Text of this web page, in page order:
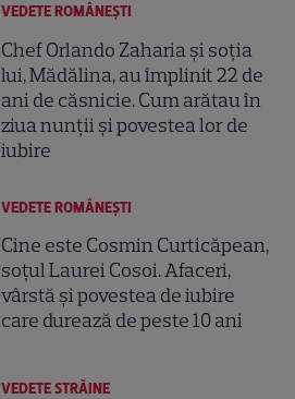
VEDETE ROMÂNEŞTI
Chef Orlando Zaharia și soția
lui, Mădălina, au împlinit 22 de
ani de căsnicie. Cum arătau în
ziua nunții și povestea lor de
iubire
VEDETE ROMÂNEŞTI
Cine este Cosmin Curticăpean,
soțul Laurei Cosoi. Afaceri,
vârstă și povestea de iubire
care durează de peste 10 ani
VEDETE STRĂINE